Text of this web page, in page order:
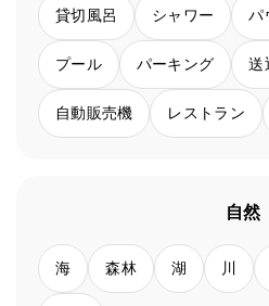
貸切風呂 シャワー パ
プール パーキング 送
自動販売機 レストラン
自然
海 森林 湖 川